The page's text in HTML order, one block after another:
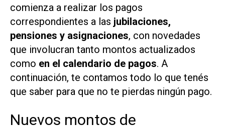
comienza a realizar los pagos
correspondientes a las jubilaciones,
pensiones y asignaciones, con novedades
que involucran tanto montos actualizados
como en el calendario de pagos. A
continuación, te contamos todo lo que tenés
que saber para que no te pierdas ningún pago.
Nuevos montos de